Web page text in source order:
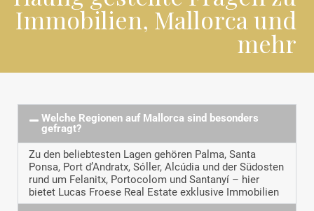
Immobilien, Mallorca und
mehr
Welche Regionen auf Mallorca sind besonders
gefragt?
Zu den beliebtesten Lagen gehören Palma, Santa
Ponsa, Port d’Andratx, Sóller, Alcúdia und der Südosten
rund um Felanitx, Portocolom und Santanyí – hier
bietet Lucas Froese Real Estate exklusive Immobilien